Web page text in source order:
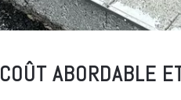
COÛT ABORDABLE